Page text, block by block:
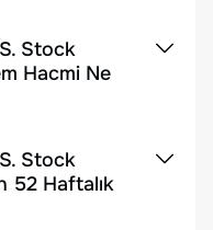
Stock
Hacmi Ne
Stock
52 Haftalık